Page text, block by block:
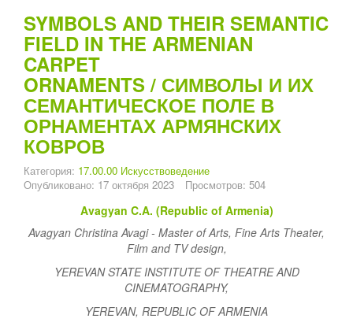
SYMBOLS AND THEIR SEMANTIC
FIELD IN THE ARMENIAN
CARPET
ORNAMENTS / СИМВОЛЫ И ИХ
СЕМАНТИЧЕСКОЕ ПОЛЕ В
ОРНАМЕНТАХ АРМЯНСКИХ
КОВРОВ
Категория: 17.00.00 Искусствоведение
Опубликовано: 17 октября 2023
Просмотров: 504
Avagyan C.A. (Republic of Armenia)
Avagyan Christina Avagi - Master of Arts, Fine Arts Theater,
Film and TV design,
YEREVAN STATE INSTITUTE OF THEATRE AND
CINEMATOGRAPHY,
YEREVAN, REPUBLIC OF ARMENIA